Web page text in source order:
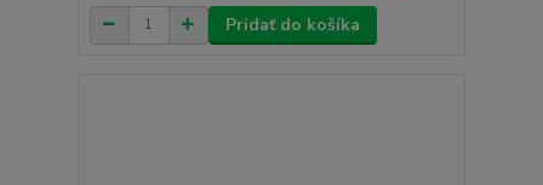
Pridať do košíka